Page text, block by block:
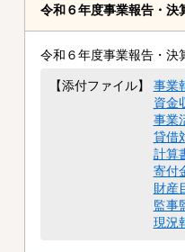
令和６年度事業報告・決
令和６年度事業報告・決
【添付ファイル】
事業
資金
事業
貸借
計算
寄付
財産
監事
現況